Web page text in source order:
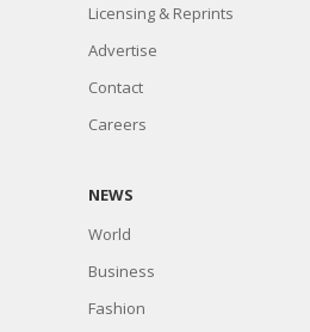
Licensing & Reprints
Advertise
Contact
Careers
NEWS
World
Business
Fashion